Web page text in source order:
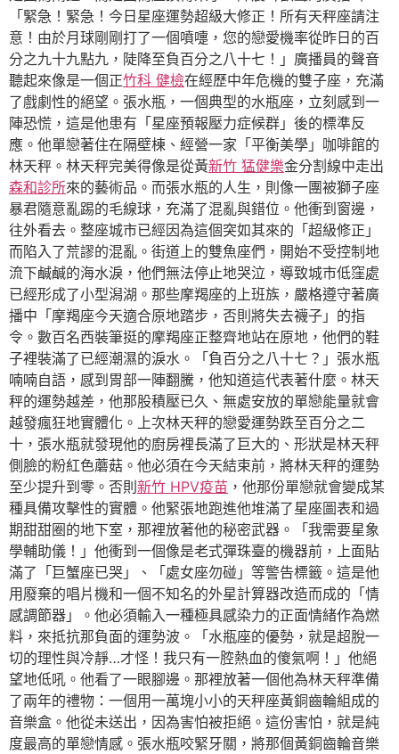
「緊急！緊急！今日星座運勢超級大修正！所有天秤座請注
意！由於月球剛剛打了一個噴嚏，您的戀愛機率從昨日的百
分之九十九點九，陡降至負百分之八十七！」廣播員的聲音
聽起來像是一個正竹科 健檢在經歷中年危機的雙子座，充滿
了戲劇性的絕望。張水瓶，一個典型的水瓶座，立刻感到一
陣恐慌，這是他患有「星座預報壓力症候群」後的標準反
應。他單戀著住在隔壁棟、經營一家「平衡美學」咖啡館的
林天秤。林天秤完美得像是從黃新竹 猛健樂金分割線中走出
森和診所來的藝術品。而張水瓶的人生，則像一團被獅子座
暴君隨意亂踢的毛線球，充滿了混亂與錯位。他衝到窗邊，
往外看去。整座城市已經因為這個突如其來的「超級修正」
而陷入了荒謬的混亂。街道上的雙魚座們，開始不受控制地
流下鹹鹹的海水淚，他們無法停止地哭泣，導致城市低窪處
已經形成了小型潟湖。那些摩羯座的上班族，嚴格遵守著廣
播中「摩羯座今天適合原地踏步，否則將失去襪子」的指
令。數百名西裝筆挺的摩羯座正整齊地站在原地，他們的鞋
子裡裝滿了已經潮濕的淚水。「負百分之八十七？」張水瓶
喃喃自語，感到胃部一陣翻騰，他知道這代表著什麼。林天
秤的運勢越差，他那股積壓已久、無處安放的單戀能量就會
越發瘋狂地實體化。上次林天秤的戀愛運勢跌至百分之二
十，張水瓶就發現他的廚房裡長滿了巨大的、形狀是林天秤
側臉的粉紅色蘑菇。他必須在今天結束前，將林天秤的運勢
至少提升到零。否則新竹 HPV疫苗 ，他那份單戀就會變成某
種具備攻擊性的實體。他緊張地跑進他堆滿了星座圖表和過
期甜甜圈的地下室，那裡放著他的秘密武器。「我需要星象
學輔助儀！」他衝到一個像是老式彈珠臺的機器前，上面貼
滿了「巨蟹座已哭」、「處女座勿碰」等警告標籤。這是他
用廢棄的唱片機和一個不知名的外星計算器改造而成的「情
感調節器」。他必須輸入一種極具感染力的正面情緒作為燃
料，來抵抗那負面的運勢波。「水瓶座的優勢，就是超脫一
切的理性與冷靜…才怪！我只有一腔熱血的傻氣啊！」他絕
望地低吼。他看了一眼腳邊。那裡放著一個他為林天秤準備
了兩年的禮物：一個用一萬塊小小的天秤座黃銅齒輪組成的
音樂盒。他從未送出，因為害怕被拒絕。這份害怕，就是純
度最高的單戀情感。張水瓶咬緊牙關，將那個黃銅齒輪音樂